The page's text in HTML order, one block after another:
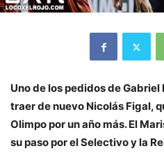
Uno de los pedidos de
traer de nuevo Nicolás Figal,
Olimpo por un año más. El
su paso por el Selectivo y la